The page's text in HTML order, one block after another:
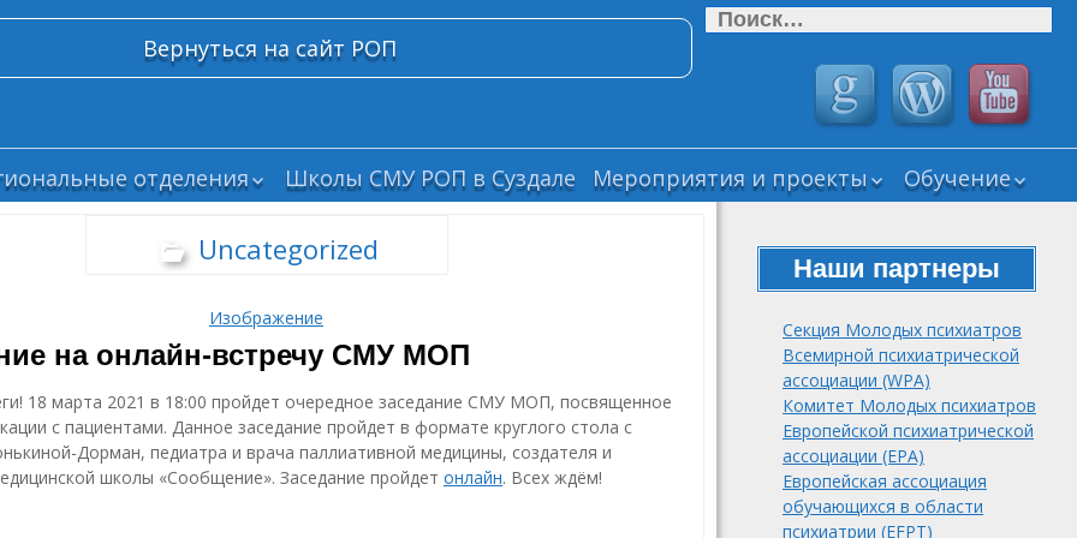
Найти:
Вернуться на сайт РОП
с
отделения
Школы СМУ РОП в Суздале
Мероприятия и проекты
мероприятия СМУ
Текущие научные
проекты СМУ РОП
научные проекты
СМУ РОП
Neurodynamics.
Журнал
клинической
Обучение
РОП
Дайджесты
“Новости
психиатрии и
нейронаук”
Психика
мегаполиса
Подборка
лекций и
вебинаров
Наши партнеры
Секция Молодых психиатров
Всемирной психиатрической
ассоциации (WPA)
Комитет Молодых психиатров
Европейской психиатрической
ассоциации (EPA)
Европейская ассоциация
обучающихся в области
психиатрии (EFPT)
Uncategorized
Изображение
на онлайн-встречу СМУ МОП
18 марта 2021 в 18:00 пройдет очередное заседание СМУ МОП, посвященное
с пациентами. Данное заседание пройдет в формате круглого стола с
Дорман, педиатра и врача паллиативной медицины, создателя и
школы «Сообщение». Заседание пройдет онлайн. Всех ждём!